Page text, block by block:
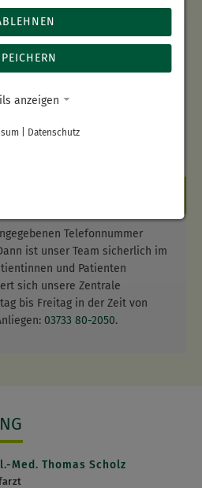
Ernährungszufuhr
langzeitbeatmete Patienten
Uhr
Telefonnummer
ist unser Team sicherlich im
und Patienten
sich unsere Zentrale
bis Freitag in der Zeit von
03733 80-2050.
Med. Thomas Scholz
anzeigen
Datenschutz